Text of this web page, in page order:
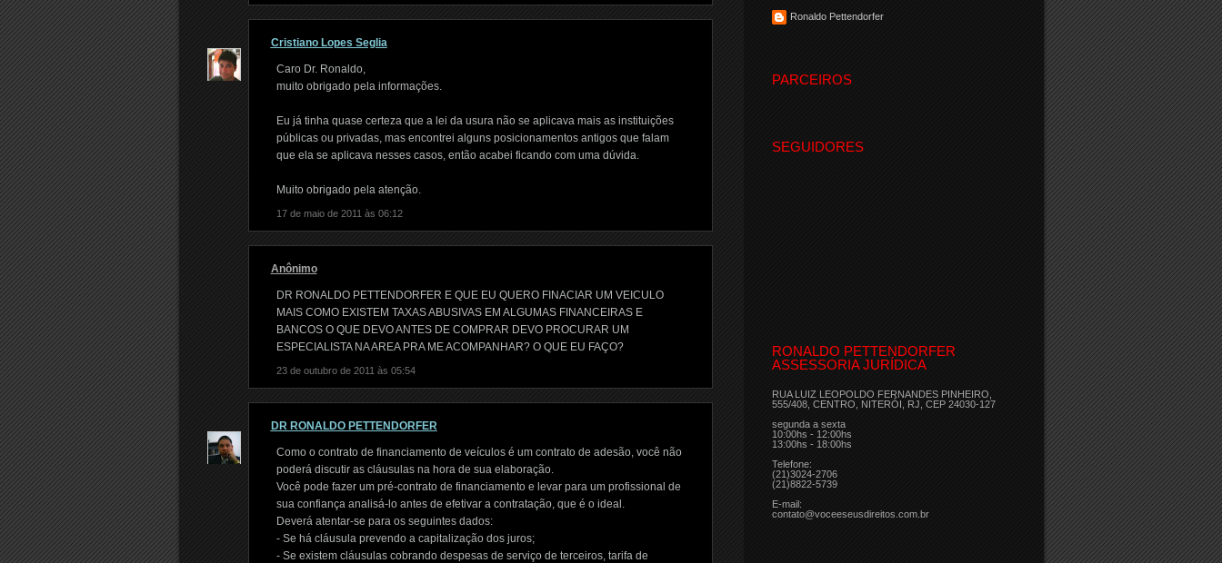
Cristiano Lopes Seglia
Caro Dr. Ronaldo,
muito obrigado pela informações.
Eu já tinha quase certeza que a lei da usura não se aplicava mais as instituições
públicas ou privadas, mas encontrei alguns posicionamentos antigos que falam
que ela se aplicava nesses casos, então acabei ficando com uma dúvida.
Muito obrigado pela atenção.
17 de maio de 2011 às 06:12
Anônimo
DR RONALDO PETTENDORFER E QUE EU QUERO FINACIAR UM VEICULO
MAIS COMO EXISTEM TAXAS ABUSIVAS EM ALGUMAS FINANCEIRAS E
BANCOS O QUE DEVO ANTES DE COMPRAR DEVO PROCURAR UM
ESPECIALISTA NA AREA PRA ME ACOMPANHAR? O QUE EU FAÇO?
23 de outubro de 2011 às 05:54
DR RONALDO PETTENDORFER
Como o contrato de financiamento de veículos é um contrato de adesão, você não
poderá discutir as cláusulas na hora de sua elaboração.
Você pode fazer um pré-contrato de financiamento e levar para um profissional de
sua confiança analisá-lo antes de efetivar a contratação, que é o ideal.
Deverá atentar-se para os seguintes dados:
- Se há cláusula prevendo a capitalização dos juros;
- Se existem cláusulas cobrando despesas de serviço de terceiros, tarifa de
Ronaldo Pettendorfer
PARCEIROS
SEGUIDORES
RONALDO PETTENDORFER
ASSESSORIA JURÍDICA
RUA LUIZ LEOPOLDO FERNANDES PINHEIRO,
555/408, CENTRO, NITERÓI, RJ, CEP 24030-127
segunda a sexta
10:00hs - 12:00hs
13:00hs - 18:00hs
Telefone:
(21)3024-2706
(21)8822-5739
E-mail:
contato@voceeseusdireitos.com.br